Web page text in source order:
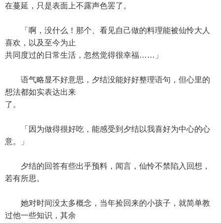
在蔓延，只是表面上不露声色罢了。
「啊，没什么！那个、看见自己做的料理能被仙怜大人
喜欢，以及至今为止
共同度过的日常生活，忽然觉得很幸福……」
语气略显不好意思，夕结没能好好整理语句，但心里的
想法都如实表达出来
了。
「因为做得很好吃，能感受到夕结以我喜好为中心的心
意。」
夕结的回答有些出乎预料，闻言，仙怜不禁陷入回想，
若有所思。
她对时间没太多概念，当年捡回来的小孩子，就简单教
过他一些知识，其余